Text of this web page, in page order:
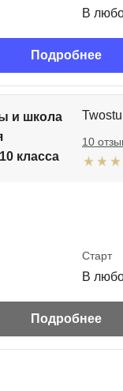
В
Подробнее
и школа
класса
Twostu
10
Старт
В
Подробнее